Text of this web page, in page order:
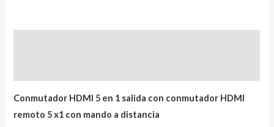
Conmutador HDMI 5 en 1 salida con conmutador HDMI
remoto 5 x1 con mando a distancia